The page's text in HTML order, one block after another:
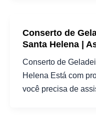
Conserto de
Santa Helena |
Conserto de
Helena Está com
você precisa de